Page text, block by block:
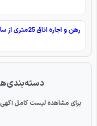
رهن و اجاره اتاق 25متری از ساختمان پزشکان در کرج
برای مشاهده لیست کامل